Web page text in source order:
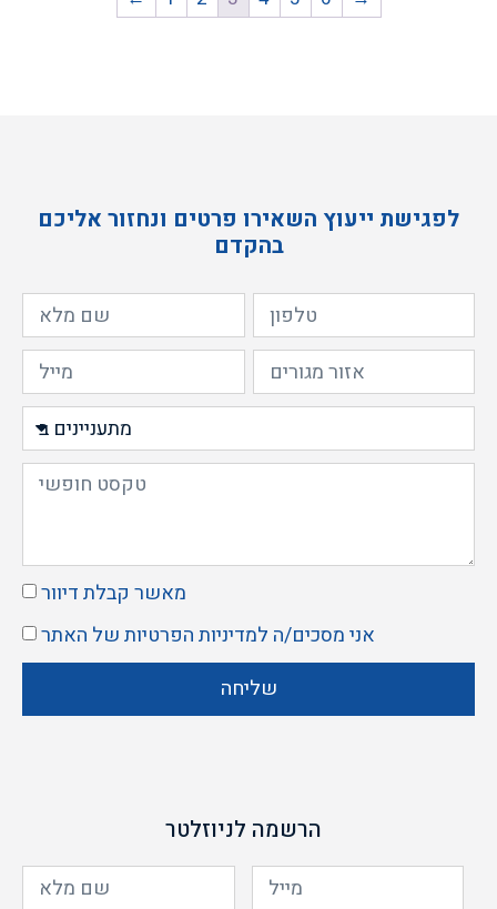
לפגישת ייעוץ השאירו פרטים ונחזור אליכם
בהקדם
מאשר קבלת דיוור
אני מסכים/ה למדיניות הפרטיותשל האתר
שליחה
הרשמה לניוזלטר